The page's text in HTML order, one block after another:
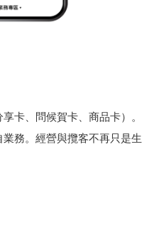
卡、問候賀卡、商品卡）。
務。經營與攬客不再只是生